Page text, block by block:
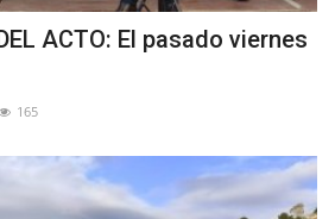
ACTO: El pasado viernes
165